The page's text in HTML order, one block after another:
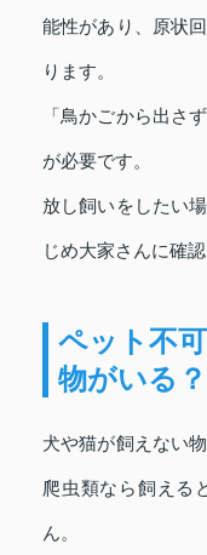
能性があり、原状
ります。
「鳥かごから出さ
が必要です。
放し飼いをしたい
じめ大家さんに確
ペット不
物がいる？
犬や猫が飼えない
爬虫類なら飼える
ん。